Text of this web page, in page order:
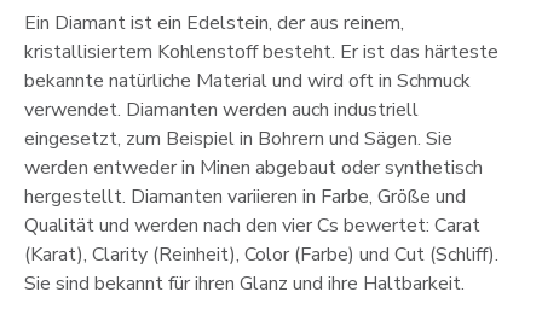
Ein Diamant ist ein Edelstein, der aus reinem,
kristallisiertem Kohlenstoff besteht. Er ist das härteste
bekannte natürliche Material und wird oft in Schmuck
verwendet. Diamanten werden auch industriell
eingesetzt, zum Beispiel in Bohrern und Sägen. Sie
werden entweder in Minen abgebaut oder synthetisch
hergestellt. Diamanten variieren in Farbe, Größe und
Qualität und werden nach den vier Cs bewertet: Carat
(Karat), Clarity (Reinheit), Color (Farbe) und Cut (Schliff).
Sie sind bekannt für ihren Glanz und ihre Haltbarkeit.